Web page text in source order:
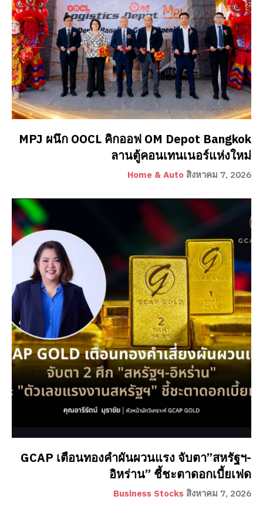
MPJ ผนึก OOCL คิกออฟ OM Depot Bangkok
ลานตู้คอนเทนเนอร์แห่งใหม่
Home & Auto สิงหาคม 7, 2026
GCAP เตือนทองคำผันผวนแรง จับตา”สหรัฐฯ-
อิหร่าน” ชี้ชะตาดอกเบี้ยเฟด
Business Stocks สิงหาคม 7, 2026